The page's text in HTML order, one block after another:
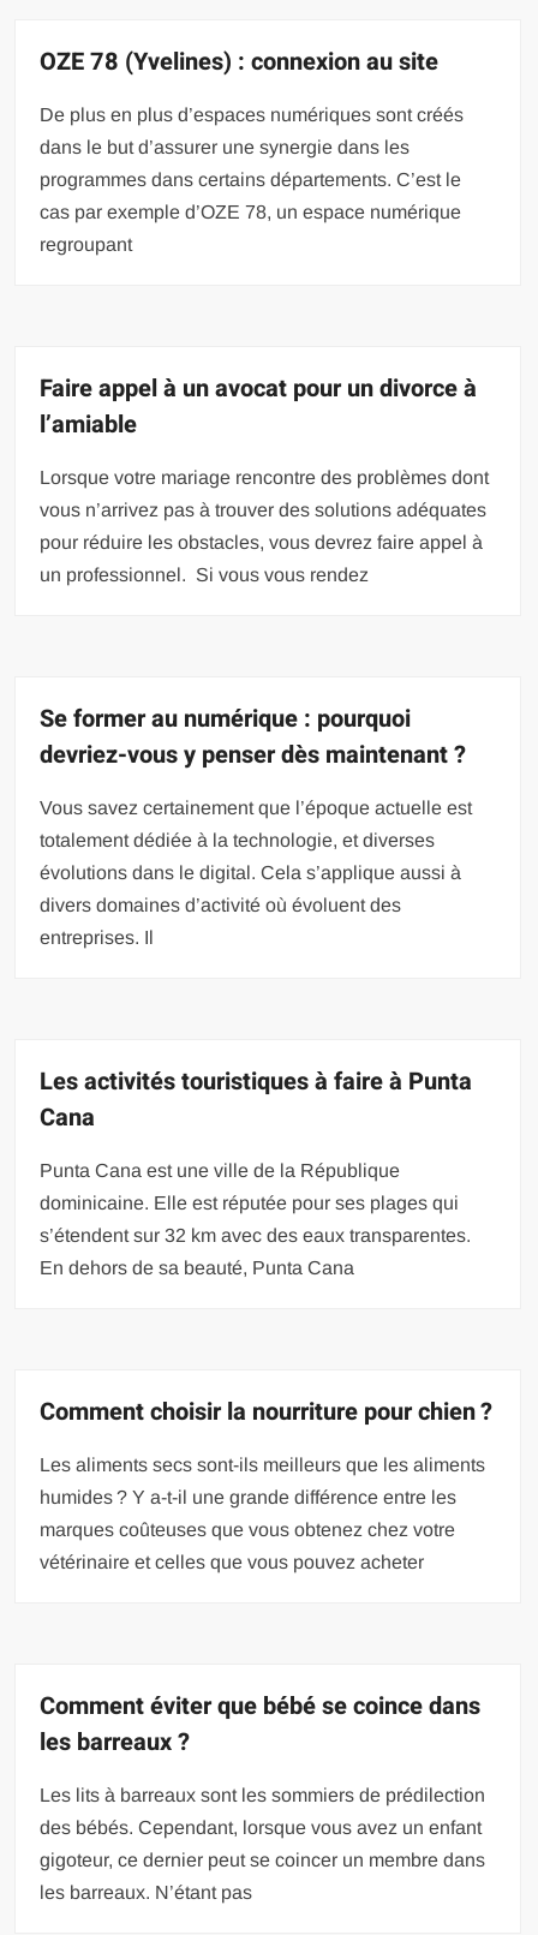
OZE 78 (Yvelines) : connexion au site
De plus en plus d’espaces numériques sont créés
dans le but d’assurer une synergie dans les
programmes dans certains départements. C’est le
cas par exemple d’OZE 78, un espace numérique
regroupant
Faire appel à un avocat pour un divorce à
l’amiable
Lorsque votre mariage rencontre des problèmes dont
vous n’arrivez pas à trouver des solutions adéquates
pour réduire les obstacles, vous devrez faire appel à
un professionnel. Si vous vous rendez
Se former au numérique : pourquoi
devriez-vous y penser dès maintenant ?
Vous savez certainement que l’époque actuelle est
totalement dédiée à la technologie, et diverses
évolutions dans le digital. Cela s’applique aussi à
divers domaines d’activité où évoluent des
entreprises. Il
Les activités touristiques à faire à Punta
Cana
Punta Cana est une ville de la République
dominicaine. Elle est réputée pour ses plages qui
s’étendent sur 32 km avec des eaux transparentes.
En dehors de sa beauté, Punta Cana
Comment choisir la nourriture pour chien ?
Les aliments secs sont-ils meilleurs que les aliments
humides ? Y a-t-il une grande différence entre les
marques coûteuses que vous obtenez chez votre
vétérinaire et celles que vous pouvez acheter
Comment éviter que bébé se coince dans
les barreaux ?
Les lits à barreaux sont les sommiers de prédilection
des bébés. Cependant, lorsque vous avez un enfant
gigoteur, ce dernier peut se coincer un membre dans
les barreaux. N’étant pas